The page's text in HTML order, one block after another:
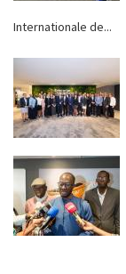
Internationale de...